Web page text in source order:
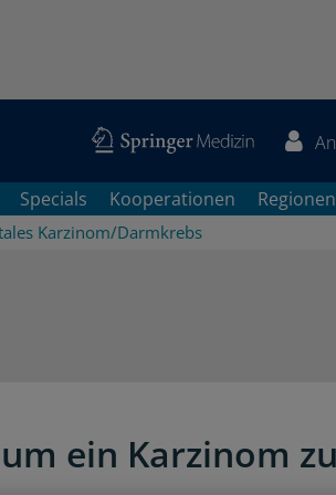
Specials Kooperationen Regionen
Karzinom/Darmkrebs
ein Karzinom zu